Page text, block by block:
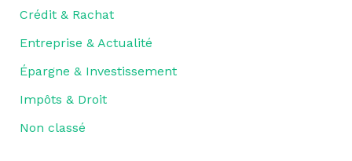
Crédit & Rachat
Entreprise & Actualité
Épargne & Investissement
Impôts & Droit
Non classé